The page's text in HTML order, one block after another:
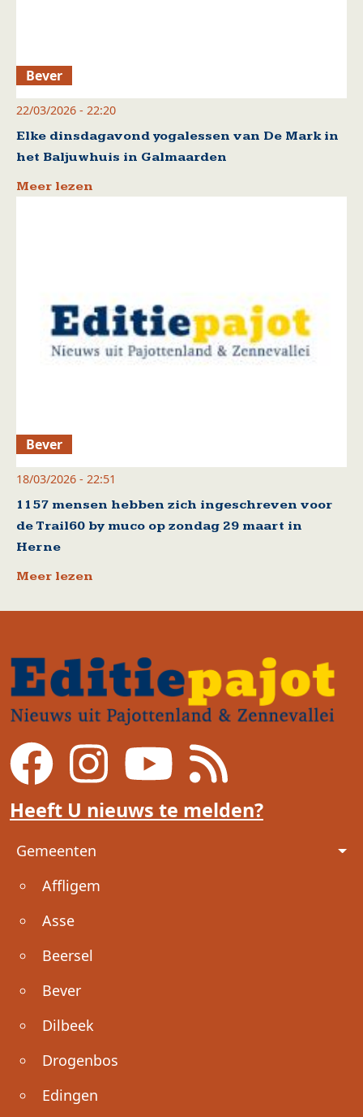
Bever
22/03/2026 - 22:20
Elke dinsdagavond yogalessen van De Mark in
het Baljuwhuis in Galmaarden
Meer lezen
Bever
18/03/2026 - 22:51
1157 mensen hebben zich ingeschreven voor
de Trail60 by muco op zondag 29 maart in
Herne
Meer lezen
Heeft U nieuws te melden?
Voet
Gemeenten
Affligem
Asse
Beersel
Bever
Dilbeek
Drogenbos
Edingen